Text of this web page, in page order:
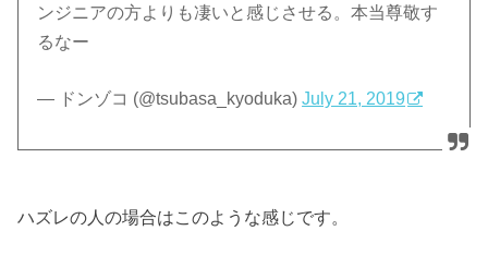
ンジニアの方よりも凄いと感じさせる。本当尊敬す
るなー
— ドンゾコ (@tsubasa_kyoduka)July 21, 2019
ハズレの人の場合はこのような感じです。